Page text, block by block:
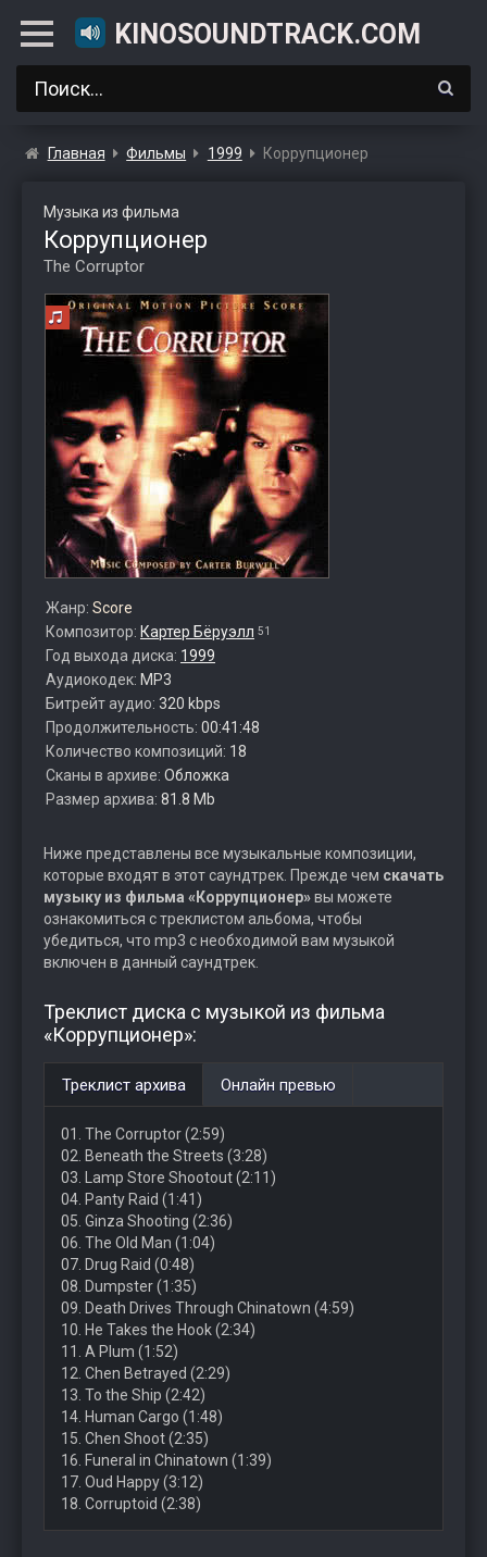
KINOSOUNDTRACK.COM
Главная Фильмы 1999 Коррупционер
Музыка из фильма
Коррупционер
The Corruptor
Жанр: Score
Композитор: Картер Бёруэлл 51
Год выхода диска: 1999
Аудиокодек: MP3
Битрейт аудио: 320 kbps
Продолжительность: 00:41:48
Количество композиций: 18
Сканы в архиве: Обложка
Размер архива: 81.8 Mb
Ниже представлены все музыкальные композиции,
которые входят в этот саундтрек. Прежде чем скачать
музыку из фильма «Коррупционер»вы можете
ознакомиться с треклистом альбома, чтобы
убедиться, что mp3 с необходимой вам музыкой
включен в данный саундтрек.
Треклист диска с музыкой из фильма
«Коррупционер»:
Треклист архива Онлайн превью
01. The Corruptor (2:59)
02. Beneath the Streets (3:28)
03. Lamp Store Shootout (2:11)
04. Panty Raid (1:41)
05. Ginza Shooting (2:36)
06. The Old Man (1:04)
07. Drug Raid (0:48)
08. Dumpster (1:35)
09. Death Drives Through Chinatown (4:59)
10. He Takes the Hook (2:34)
11. A Plum (1:52)
12. Chen Betrayed (2:29)
13. To the Ship (2:42)
14. Human Cargo (1:48)
15. Chen Shoot (2:35)
16. Funeral in Chinatown (1:39)
17. Oud Happy (3:12)
18. Corruptoid (2:38)